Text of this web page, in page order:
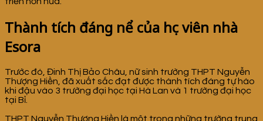
Thành tích đáng nể của học viên nhà
Esora
Trước đó, Đinh Thị Bảo Châu, nữ sinh trường THPT Nguyễn
Thượng Hiền, đã xuất sắc đạt được thành tích đáng tự hào
khi đậu vào 3 trường đại học tại Hà Lan và 1 trường đại học
tại Bỉ.
THPT Nguyễn Thượng Hiền là một trong những trường trung